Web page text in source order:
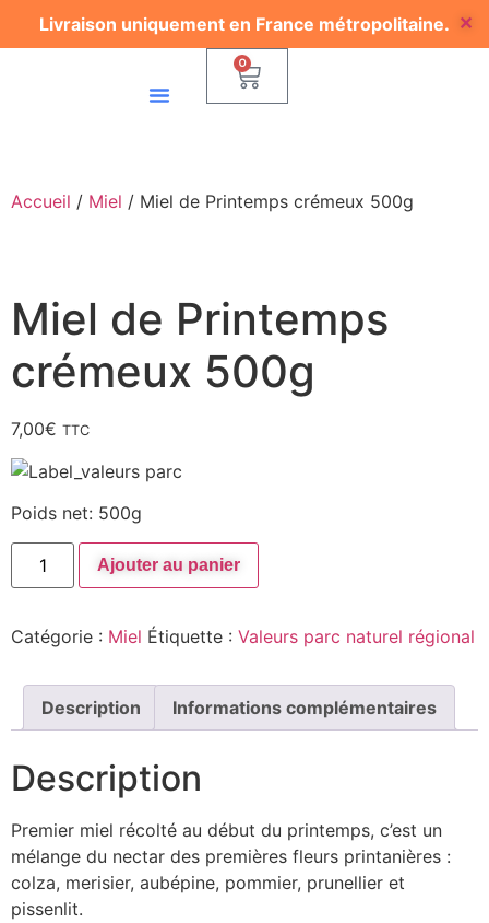
Livraison uniquement en France métropolitaine. ✕
0
Accueil / Miel / Miel de Printemps crémeux 500g
Miel de Printemps
crémeux 500g
7,00€ TTC
Poids net: 500g
Ajouter au panier
Catégorie : Miel Étiquette : Valeurs parc naturel régional
Description Informations complémentaires
Description
Premier miel récolté au début du printemps, c’est un
mélange du nectar des premières fleurs printanières :
colza, merisier, aubépine, pommier, prunellier et
pissenlit.